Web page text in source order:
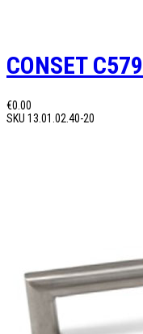
CONSET C579
€0.00
SKU 13.01.02.40-20